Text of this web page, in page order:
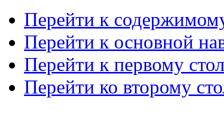
Перейти к
Перейти к основной
Перейти к первому
Перейти ко второму